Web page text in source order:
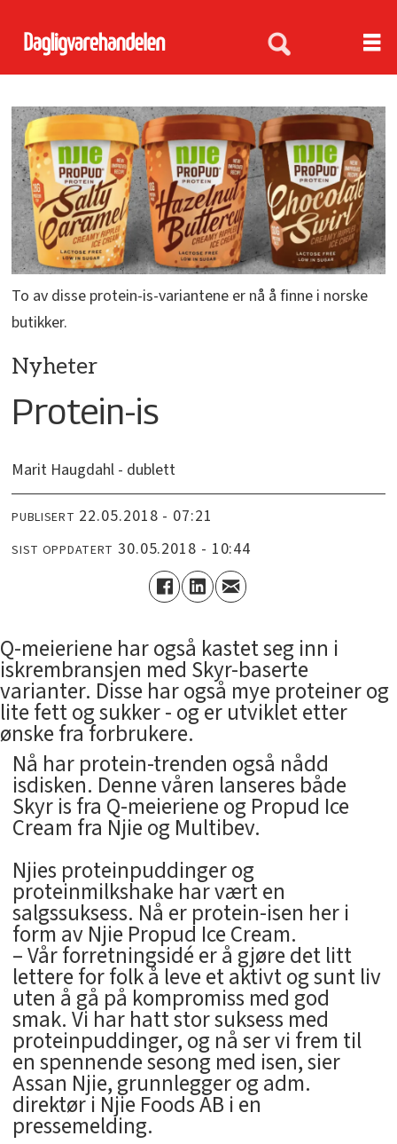
To av disse protein-is-variantene er nå å finne i norske
butikker.
Nyheter
Protein-is
Marit Haugdahl - dublett
PUBLISERT 22.05.2018 - 07:21
SIST OPPDATERT 30.05.2018 - 10:44
Q-meieriene har også kastet seg inn i
iskrembransjen med Skyr-baserte
varianter. Disse har også mye proteiner og
lite fett og sukker - og er utviklet etter
ønske fra forbrukere.
Nå har protein-trenden også nådd
isdisken. Denne våren lanseres både
Skyr is fra Q-meieriene og Propud Ice
Cream fra Njie og Multibev.
Njies proteinpuddinger og
proteinmilkshake har vært en
salgssuksess. Nå er protein-isen her i
form av Njie Propud Ice Cream.
– Vår forretningsidé er å gjøre det litt
lettere for folk å leve et aktivt og sunt liv
uten å gå på kompromiss med god
smak. Vi har hatt stor suksess med
proteinpuddinger, og nå ser vi frem til
en spennende sesong med isen, sier
Assan Njie, grunnlegger og adm.
direktør i Njie Foods AB i en
pressemelding.